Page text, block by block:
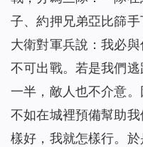
子、約押兄弟亞比篩手
大衛對軍兵說：我必
不可出戰。若是我們
一半，敵人也不介意
不如在城裡預備幫助
樣好，我就怎樣行。